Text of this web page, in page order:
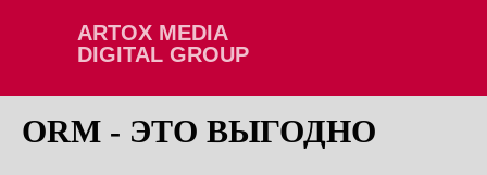
ARTOX MEDIA
DIGITAL GROUP
ORM - ЭТО ВЫГОДНО